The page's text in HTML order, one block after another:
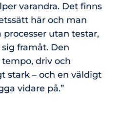
varandra. Det finns
här och man
utan testar,
framåt. Den
driv och
stark – och en väldigt
vidare på.”